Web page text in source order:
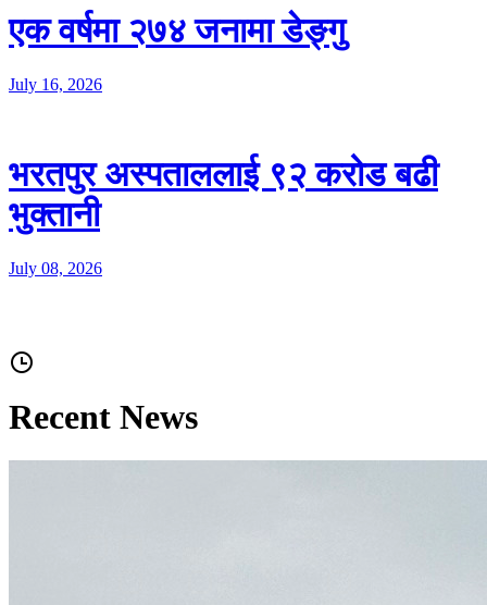
एक वर्षमा २७४ जनामा डेङ्गु
July 16, 2026
भरतपुर अस्पताललाई ९२ करोड बढी
भुक्तानी
July 08, 2026
Recent News